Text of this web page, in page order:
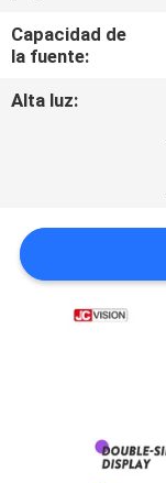
NOTICIAS
CASOS
SOLICITAR
UNA CITA
Capacidad de
la fuente:
Alta luz: